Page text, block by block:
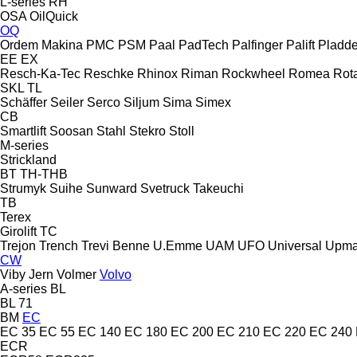
OSA OilQuick
OQ
Ordem Makina PMC PSM Paal PadTech Palfinger Palift
EE EX
Resch-Ka-Tec Reschke Rhinox Riman Rockwheel Romea
SKL TL
Schäffer Seiler Serco Siljum Sima Simex
CB
Smartlift Soosan Stahl Stekro Stoll
M-series
Strickland
BT TH-THB
Strumyk Suihe Sunward Svetruck Takeuchi
TB
Terex
Girolift TC
Trejon Trench Trevi Benne U.Emme UAM UFO Universal
CW
Viby Jern Volmer Volvo
A-series BL
BL 71
BM EC
EC 35 EC 55 EC 140 EC 180 EC 200 EC 210 EC 220 EC 240
ECR